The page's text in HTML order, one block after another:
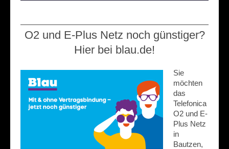
O2 und E-Plus Netz noch günstiger?
Hier bei blau.de!
Sie
möchten
das
Telefonica
O2 und E-
Plus Netz
in
Bautzen,